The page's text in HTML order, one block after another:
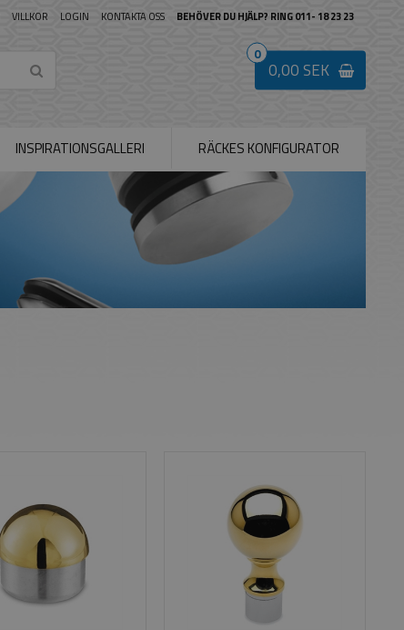
0
0,00 SEK
VILLKOR LOGIN KONTAKTA OSS BEHÖVER DU HJÄLP? RING 011- 18 23 23
INSPIRATIONSGALLERI RÄCKES KONFIGURATOR